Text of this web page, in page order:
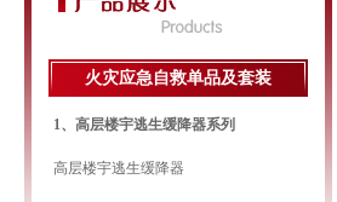
火灾应急自救单品及套装
1、高层楼宇逃生缓降器系列
高层楼宇逃生缓降器